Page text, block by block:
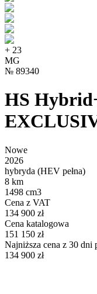
+ 23
MG
№ 89340
HS
Nowe
2026
hybryda (HEV pełna)
8 km
1498 cm3
Cena z VAT
134 900 zł
Cena katalogowa
151 150 zł
Najniższa cena z 30 dni
134 900 zł